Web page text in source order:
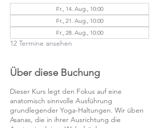
Fr., 14. Aug., 10:00
Fr., 21. Aug., 10:00
Fr., 28. Aug., 10:00
12 Termine ansehen
Über diese Buchung
Dieser Kurs legt den Fokus auf eine
anatomisch sinnvolle Ausführung
grundlegender Yoga-Haltungen. Wir üben
Asanas, die in ihrer Ausrichtung die